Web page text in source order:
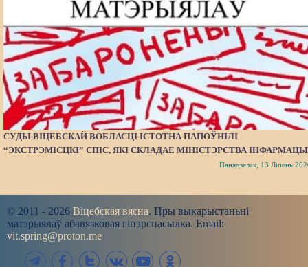
СУДЫ ВІЦЕБСКАЙ ВОБЛАСЦІ ІСТОТНА ПАПОЎНІЛІ
“ЭКСТРЭМІСЦКІ” СПІС, ЯКІ СКЛАДАЕ МІНІСТЭРСТВА
Панядзелак, 13 Ліпень
© 2011 - 2026 Віцебская вясна. Пры выкарыстаньні
матэрыялаў абавязковая гіпэрспасылка. Email:
vit.spring@proton.me